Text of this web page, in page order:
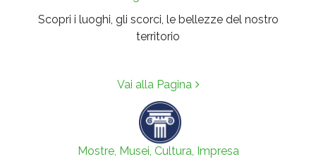
Scopri i luoghi, gli scorci, le bellezze del nostro
territorio
Vai alla Pagina
Mostre, Musei, Cultura, Impresa